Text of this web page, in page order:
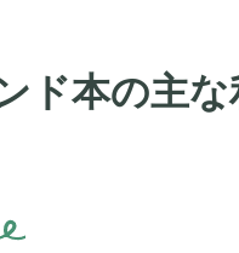
ド本の主